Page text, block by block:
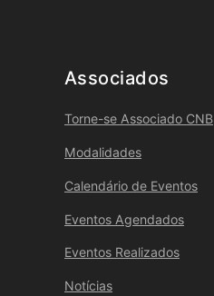
Associados
Torne-se Associado CNB
Modalidades
Calendário de Eventos
Eventos Agendados
Eventos Realizados
Notícias